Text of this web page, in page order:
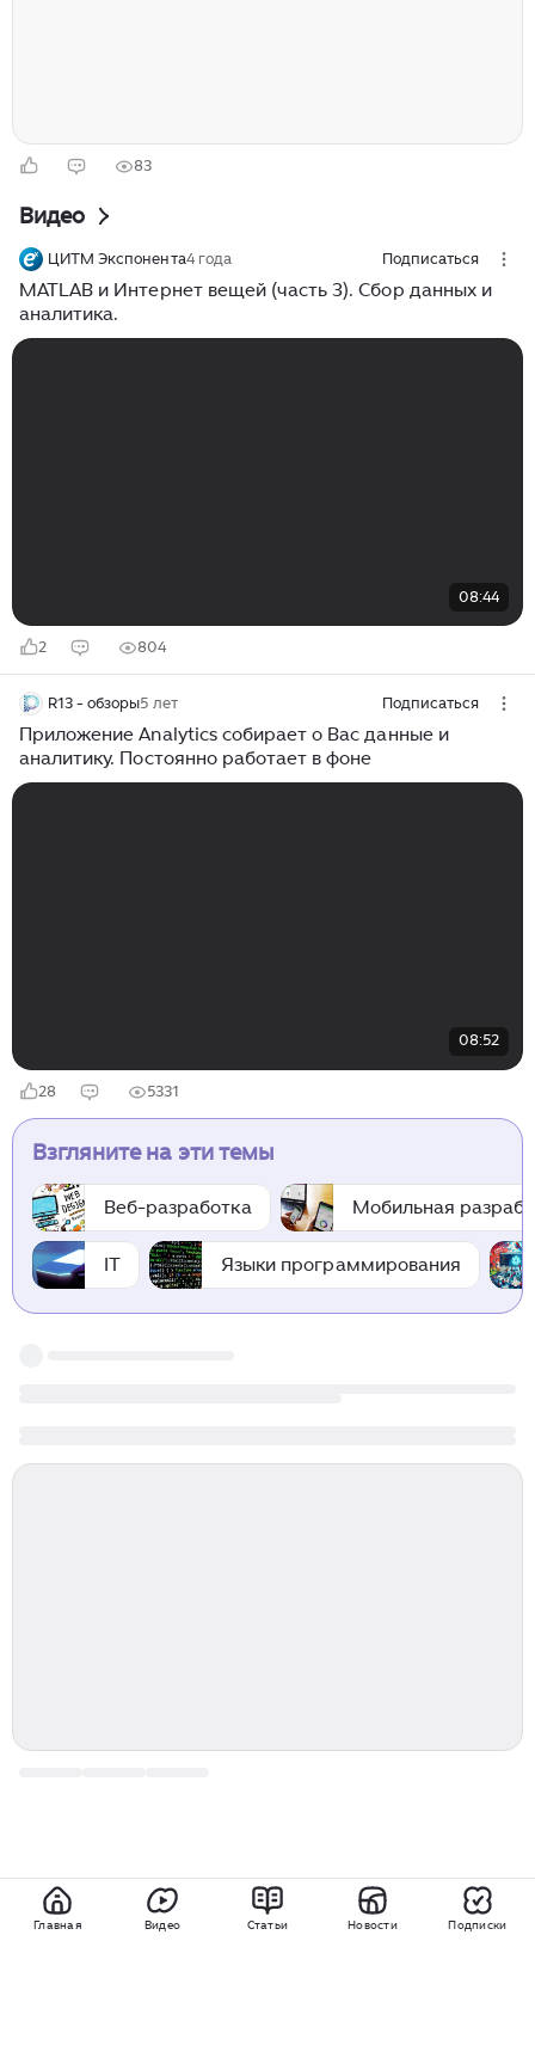
83
Видео
ЦИТМ Экспонента4 года Подписаться
MATLAB и Интернет вещей (часть 3). Сбор данных и
аналитика.
08:44
2 804
R13 - обзоры5 лет Подписаться
Приложение Analytics собирает о Вас данные и
аналитику. Постоянно работает в фоне
08:52
28 5331
Взгляните на эти темы
Веб-разработка Мобильная
IT Языки программирования
Главная Видео Статьи Новости Подписки